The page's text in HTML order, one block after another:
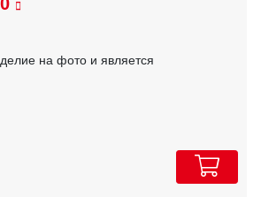
на фото и является